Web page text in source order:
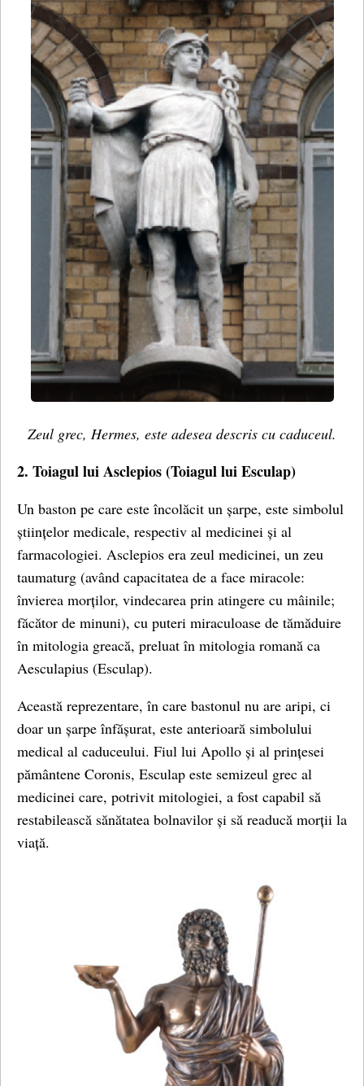
Zeul grec, Hermes, este adesea descris cu caduceul.
2. Toiagul lui Asclepios (Toiagul lui Esculap)
Un baston pe care este încolăcit un șarpe, este simbolul
științelor medicale, respectiv al medicinei și al
farmacologiei. Asclepios era zeul medicinei, un zeu
taumaturg (având capacitatea de a face miracole:
învierea morților, vindecarea prin atingere cu mâinile;
făcător de minuni), cu puteri miraculoase de tămăduire
în mitologia greacă, preluat în mitologia romană ca
Aesculapius (Esculap).
Această reprezentare, în care bastonul nu are aripi, ci
doar un șarpe înfășurat, este anterioară simbolului
medical al caduceului. Fiul lui Apollo și al prințesei
pământene Coronis, Esculap este semizeul grec al
medicinei care, potrivit mitologiei, a fost capabil să
restabilească sănătatea bolnavilor și să readucă morții la
viață.